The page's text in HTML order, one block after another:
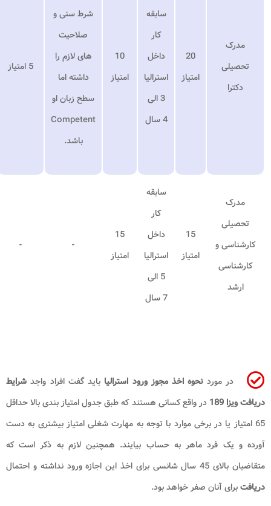
مدرک
تحصیلی
دکترا
20
امتیاز
سابقه
کار
داخل
استرالیا
3 الی
4 سال
10
امتیاز
شرط سنی و
صلاحیت
های لازم را
داشته اما
سطح زبان او
Competent
باشد.
5 امتیاز
مدرک
تحصیلی
کارشناسی و
کارشناسی
ارشد
15
امتیاز
سابقه
کار
داخل
استرالیا
5 الی
7 سال
15
امتیاز
در مورد نحوه اخذ مجوز ورود استرالیاباید گفت افراد واجد شرایط
دریافت ویزا 189
در واقع کسانی هستند که طبق جدول امتیاز بندی بالا حداقل
65 امتیاز یا در برخی موارد با توجه به مهارت شغلی امتیاز بیشتری به دست
آورده و یک فرد ماهر به حساب بیایند. همچنین لازم به ذکر است که
متقاضیان بالای 45 سال شانسی برای اخذ این اجازه ورود نداشته و احتمال
دریافتبرای آنان صفر خواهد بود.